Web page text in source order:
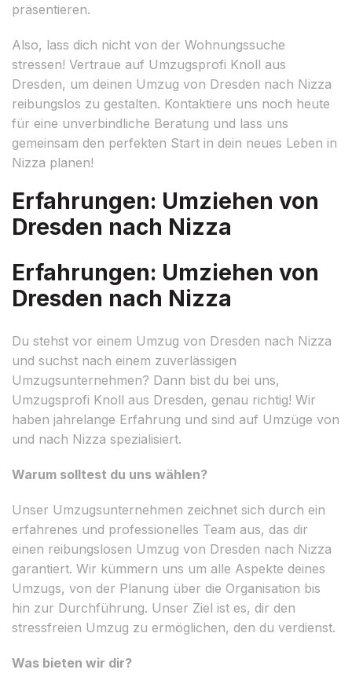
präsentieren.
Also, lass dich nicht von der Wohnungssuche
stressen! Vertraue auf Umzugsprofi Knoll aus
Dresden, um deinen Umzug von Dresden nach Nizza
reibungslos zu gestalten. Kontaktiere uns noch heute
für eine unverbindliche Beratung und lass uns
gemeinsam den perfekten Start in dein neues Leben in
Nizza planen!
Erfahrungen: Umziehen von
Dresden nach Nizza
Erfahrungen: Umziehen von
Dresden nach Nizza
Du stehst vor einem Umzug von Dresden nach Nizza
und suchst nach einem zuverlässigen
Umzugsunternehmen? Dann bist du bei uns,
Umzugsprofi Knoll aus Dresden, genau richtig! Wir
haben jahrelange Erfahrung und sind auf Umzüge von
und nach Nizza spezialisiert.
Warum solltest du uns wählen?
Unser Umzugsunternehmen zeichnet sich durch ein
erfahrenes und professionelles Team aus, das dir
einen reibungslosen Umzug von Dresden nach Nizza
garantiert. Wir kümmern uns um alle Aspekte deines
Umzugs, von der Planung über die Organisation bis
hin zur Durchführung. Unser Ziel ist es, dir den
stressfreien Umzug zu ermöglichen, den du verdienst.
Was bieten wir dir?